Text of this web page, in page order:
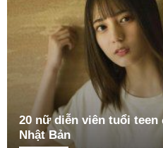
20 nữ diễn viên tuổi
Nhật Bản